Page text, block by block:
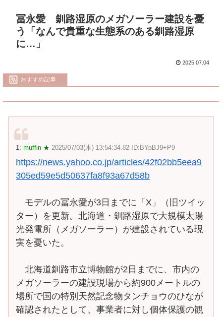
冨永愛 釧路湿原のメガソーラー建設を憂
う「なんで貴重な生態系のある釧路湿原
に…」
2025.07.04
おすすめ記事
1: muffin ★ 2025/07/03(木) 13:54:34.82 ID:BYpBJ9+P9
https://news.yahoo.co.jp/articles/42f02bb5eea9
305ed59e5d50637fa8f93a67d58b
モデルの冨永愛が3日までに「X」（旧ツイッ
ター）を更新。北海道・釧路湿原で大規模太陽
光発電所（メガソーラー）が建設されている現
実を憂いた。
北海道釧路市立博物館が2日までに、市内の
メガソーラーの建設現場から約900メートルの
場所で国の特別天然記念物タンチョウのひなが
確認されたとして、事業者に対し個体保護の観